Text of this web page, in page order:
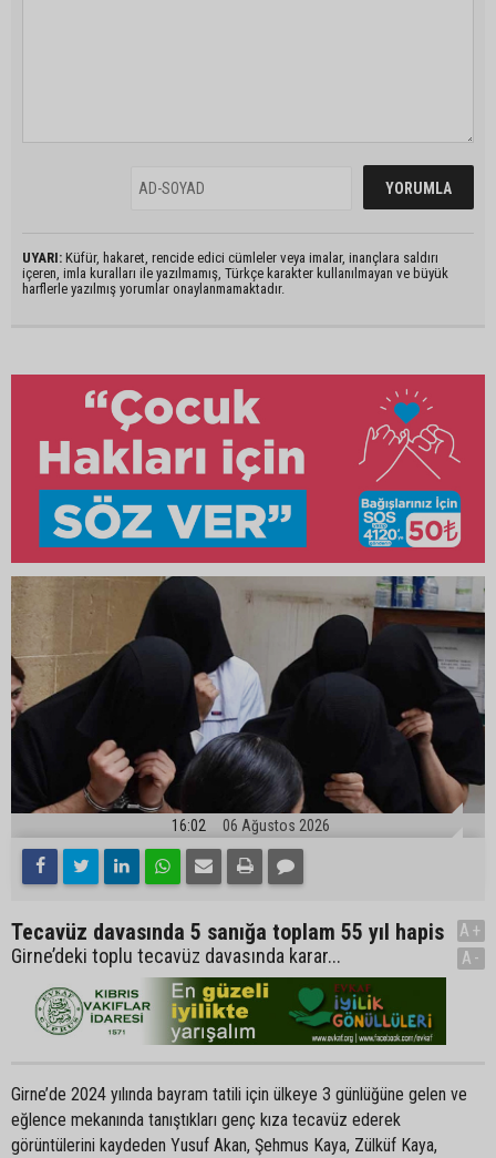
UYARI: Küfür, hakaret, rencide edici cümleler veya imalar, inançlara saldırı
içeren, imla kuralları ile yazılmamış, Türkçe karakter kullanılmayan ve büyük
harflerle yazılmış yorumlar onaylanmamaktadır.
16:02 06 Ağustos 2026
Tecavüz davasında 5 sanığa toplam 55 yıl hapis
Girne’deki toplu tecavüz davasında karar...
A+
A-
Girne’de 2024 yılında bayram tatili için ülkeye 3 günlüğüne gelen ve
eğlence mekanında tanıştıkları genç kıza tecavüz ederek
görüntülerini kaydeden Yusuf Akan, Şehmus Kaya, Zülküf Kaya,